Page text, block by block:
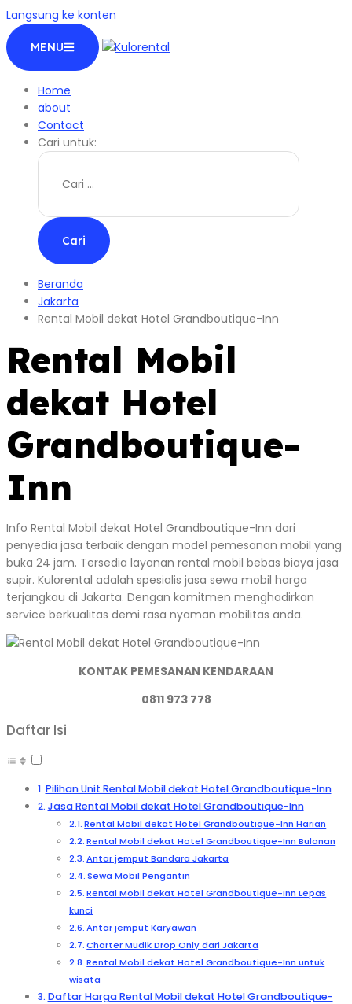
Langsung ke konten
MENU
Home
about
Contact
Cari untuk:
Beranda
Jakarta
Rental Mobil dekat Hotel Grandboutique-Inn
Rental Mobil
dekat Hotel
Grandboutique-
Inn
Info Rental Mobil dekat Hotel Grandboutique-Inn dari
penyedia jasa terbaik dengan model pemesanan mobil yang
buka 24 jam. Tersedia layanan rental mobil bebas biaya jasa
supir. Kulorental adalah spesialis jasa sewa mobil harga
terjangkau di Jakarta. Dengan komitmen menghadirkan
service berkualitas demi rasa nyaman mobilitas anda.
KONTAK PEMESANAN KENDARAAN
0811 973 778
Daftar Isi
Pilihan Unit Rental Mobil dekat Hotel Grandboutique-Inn
Jasa Rental Mobil dekat Hotel Grandboutique-Inn
Rental Mobil dekat Hotel Grandboutique-Inn Harian
Rental Mobil dekat Hotel Grandboutique-Inn Bulanan
Antar jemput Bandara Jakarta
Sewa Mobil Pengantin
Rental Mobil dekat Hotel Grandboutique-Inn Lepas
kunci
Antar jemput Karyawan
Charter Mudik Drop Only dari Jakarta
Rental Mobil dekat Hotel Grandboutique-Inn untuk
wisata
Daftar Harga Rental Mobil dekat Hotel Grandboutique-